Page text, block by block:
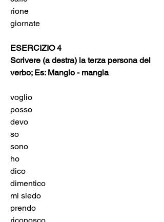
ESERCIZIO 4
Scrivere (a destra) la terza persona del
verbo; Es: Mangio - mangia